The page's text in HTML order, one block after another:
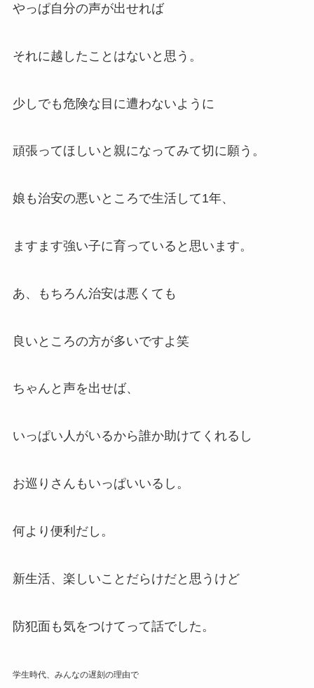
やっぱ自分の声が出せれば
それに越したことはないと思う。
少しでも危険な目に遭わないように
頑張ってほしいと親になってみて切に願う。
娘も治安の悪いところで生活して1年、
ますます強い子に育っていると思います。
あ、もちろん治安は悪くても
良いところの方が多いですよ笑
ちゃんと声を出せば、
いっぱい人がいるから誰か助けてくれるし
お巡りさんもいっぱいいるし。
何より便利だし。
新生活、楽しいことだらけだと思うけど
防犯面も気をつけてって話でした。
学生時代、みんなの遅刻の理由で